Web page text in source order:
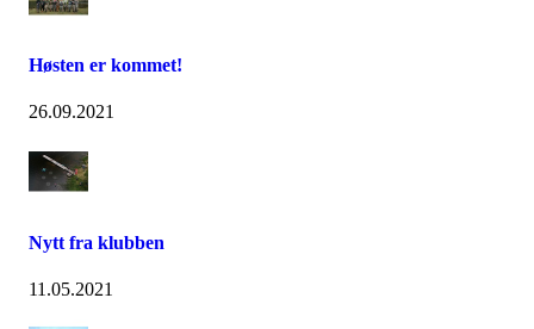
Høsten er kommet!
26.09.2021
Nytt fra klubben
11.05.2021